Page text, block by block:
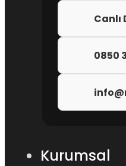
Canlı
0850
Kurumsal